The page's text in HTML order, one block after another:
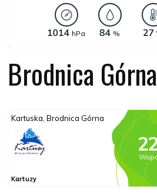
Brodnica Górna